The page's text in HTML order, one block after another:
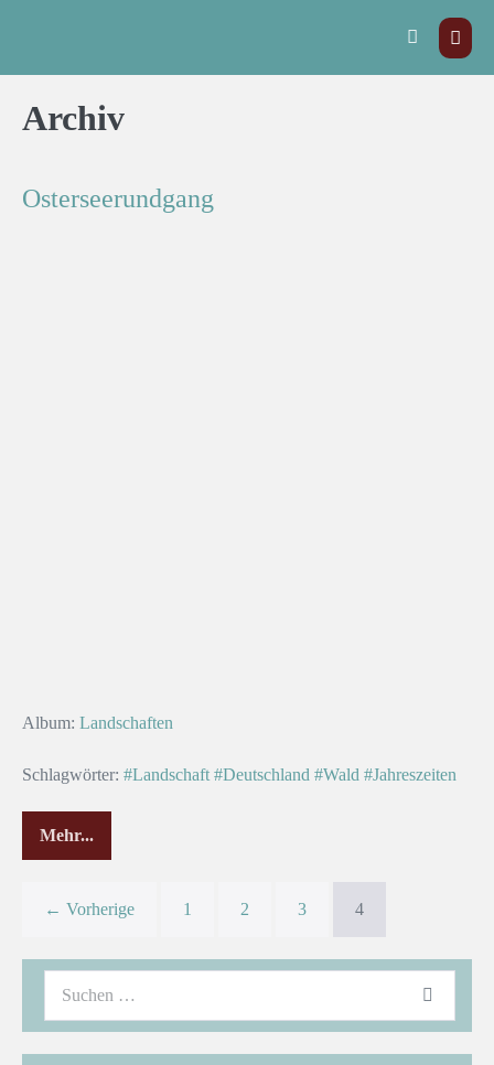
Archiv
Osterseerundgang
Album: Landschaften
Schlagwörter: #Landschaft #Deutschland #Wald #Jahreszeiten
Mehr...
← Vorherige 1 2 3 4